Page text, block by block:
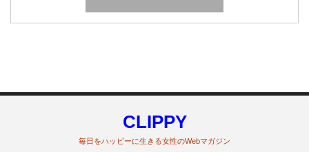
CLIPPY
毎日をハッピーに生きる女性のWebマガジン